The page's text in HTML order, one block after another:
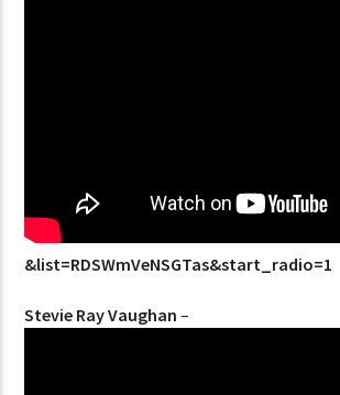
&list=RDSWmVeNSGTas&start_radio=1
Stevie Ray Vaughan –